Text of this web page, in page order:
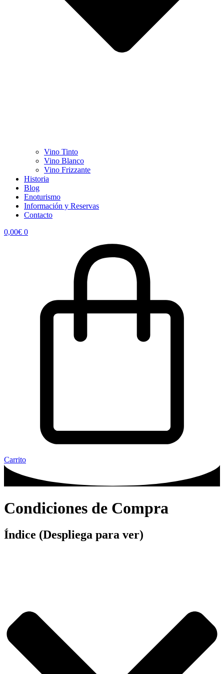
Vino Tinto
Vino Blanco
Vino Frizzante
Historia
Blog
Enoturismo
Información y Reservas
Contacto
0,00€ 0
Carrito
Condiciones de Compra
Índice (Despliega para ver)